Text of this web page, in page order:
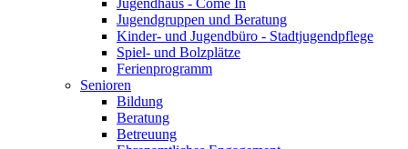
Jugendgruppen und Beratung
Kinder- und Jugendbüro - Stadtjugendpflege
Spiel- und Bolzplätze
Ferienprogramm
Senioren
Bildung
Beratung
Betreuung